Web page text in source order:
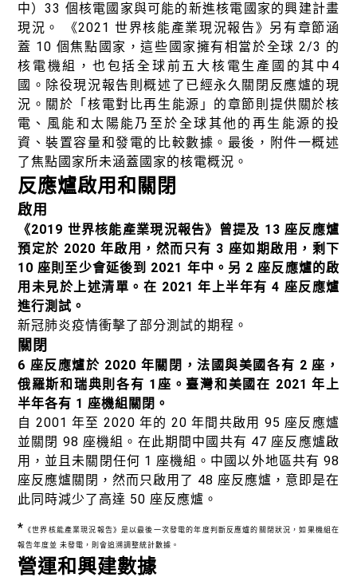
中）33 個核電國家與可能的新進核電國家的興建計畫
現況。 《2021 世界核能產業現況報告》另有章節涵
蓋 10 個焦點國家，這些國家擁有相當於全球 2/3 的
核電機組，也包括全球前五大核電生產國的其中4
國。除役現況報告則概述了已經永久關閉反應爐的現
況。關於「核電對比再生能源」的章節則提供關於核
電、風能和太陽能乃至於全球其他的再生能源的投
資、裝置容量和發電的比較數據。最後，附件一概述
了焦點國家所未涵蓋國家的核電概況。
反應爐啟用和關閉
啟用
《2019 世界核能產業現況報告》曾提及 13 座反應爐
預定於 2020 年啟用，然而只有 3 座如期啟用，剩下
10 座則至少會延後到 2021 年中。另 2 座反應爐的啟
用未見於上述清單。在 2021 年上半年有 4 座反應爐
進行測試。
新冠肺炎疫情衝擊了部分測試的期程。
關閉
6 座反應爐於 2020 年關閉，法國與美國各有 2 座，
俄羅斯和瑞典則各有 1座。臺灣和美國在 2021 年上
半年各有 1 座機組關閉。
自 2001 年至 2020 年的 20 年間共啟用 95 座反應爐
並關閉 98 座機組。在此期間中國共有 47 座反應爐啟
用，並且未關閉任何 1 座機組。中國以外地區共有 98
座反應爐關閉，然而只啟用了 48 座反應爐，意即是在
此同時減少了高達 50 座反應爐。
* 《世界核能產業現況報告》是以最後一次發電的年度判斷反應爐的關閉狀況，如果機組在
報告年度並 未發電，則會追溯調整統計數據。
營運和興建數據